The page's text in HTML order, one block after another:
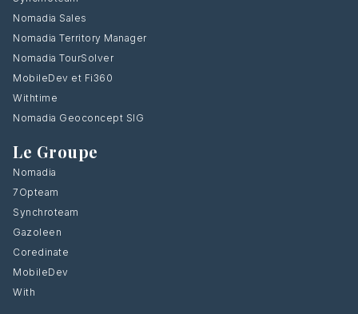
Nomadia Sales
Nomadia Territory Manager
Nomadia TourSolver
MobileDev et Fi360
Withtime
Nomadia Geoconcept SIG
Le Groupe
Nomadia
7Opteam
Synchroteam
Gazoleen
Coredinate
MobileDev
With